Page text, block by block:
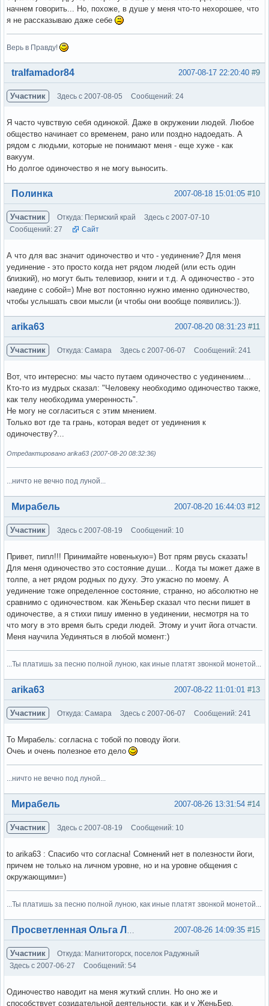
начнем говорить... Но, похоже, в душе у меня что-то нехорошее, что
я не рассказываю даже себе
Верь в Правду!
Вне форума #9
2007-08-17 22:20:40
tralfamador84
Участник Здесь с 2007-08-05 Сообщений: 24
Я часто чувствую себя одинокой. Даже в окружении людей. Любое
общество начинает со временем, рано или поздно надоедать. А
рядом с людьми, которые не понимают меня - еще хуже - как
вакуум.
Но долгое одиночество я не могу выносить.
Вне форума #10
2007-08-18 15:01:05
Полинка
Участник Откуда: Пермский край
Здесь с 2007-07-10
Сообщений: 27
Сайт
А что для вас значит одиночество и что - уединение? Для меня
уединение - это просто когда нет рядом людей (или есть один
близкий), но могут быть телевизор, книги и т.д. А одиночество - это
наедине с собой=) Мне вот постоянно нужно именно одиночество,
чтобы услышать свои мысли (и чтобы они вообще появились:)).
Вне форума #11
2007-08-20 08:31:23
arika63
Участник Откуда: Самара Здесь с 2007-06-07 Сообщений: 241
Вот, что интересно: мы часто путаем одиночество с уединением...
Кто-то из мудрых сказал: "Человеку необходимо одиночество также,
как телу необходима умеренность".
Не могу не согласиться с этим мнением.
Только вот где та грань, которая ведет от уединения к
одиночеству?...
Отредактировано arika63 (2007-08-20 08:32:36)
...ничто не вечно под луной...
Вне форума #12
2007-08-20 16:44:03
Мирабель
Участник Здесь с 2007-08-19 Сообщений: 10
Привет, пипл!!! Принимайте новенькую=) Вот прям рвусь сказать!
Для меня одиночество это состояние души... Когда ты может даже в
толпе, а нет рядом родных по духу. Это ужасно по моему. А
уединение тоже определенное состояние, странно, но абсолютно не
сравнимо с одиночеством. как ЖеньБер сказал что песни пишет в
одиночестве, а я стихи пишу именно в уединении, несмотря на то
что могу в это время быть среди людей. Этому и учит йога отчасти.
Меня научила Уединяться в любой момент:)
...Ты платишь за песню полной луною, как иные платят звонкой монетой...
Вне форума #13
2007-08-22 11:01:01
arika63
Участник Откуда: Самара Здесь с 2007-06-07 Сообщений: 241
То Мирабель: согласна с тобой по поводу йоги.
Очеь и очень полезное ето дело
...ничто не вечно под луной...
Вне форума #14
2007-08-26 13:31:54
Мирабель
Участник Здесь с 2007-08-19 Сообщений: 10
to arika63 : Спасибо что согласна! Сомнений нет в полезности йоги,
причем не только на личном уровне, но и на уровне общения с
окружающими=)
...Ты платишь за песню полной луною, как иные платят звонкой монетой...
Вне форума #15
2007-08-26 14:09:35
Просветленная Ольга Лэнс
Участник
Откуда: Магнитогорск, поселок Радужный
Здесь с 2007-06-27
Сообщений: 54
Одиночество наводит на меня жуткий сплин. Но оно же и
способствует созидательной деятельности, как и у ЖеньБер.